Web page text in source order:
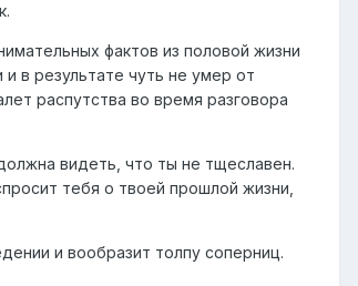
фактов из половой жизни
в результате чуть не умер от
распутства во время разговора
видеть, что ты не тщеславен.
тебя о твоей прошлой жизни,
и вообразит толпу соперниц.